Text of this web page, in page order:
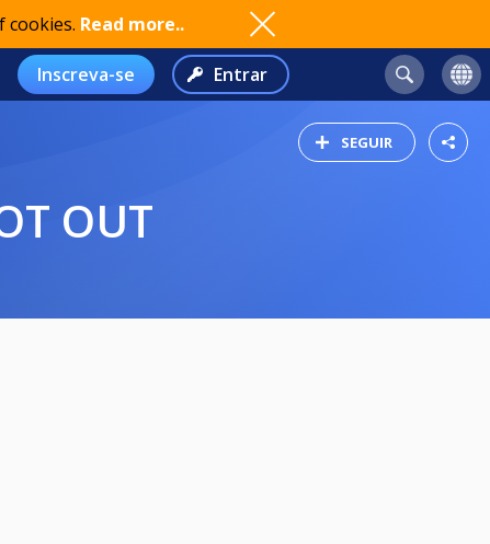
cookies. Read more..
Inscreva-se Entrar
SEGUIR
OUT